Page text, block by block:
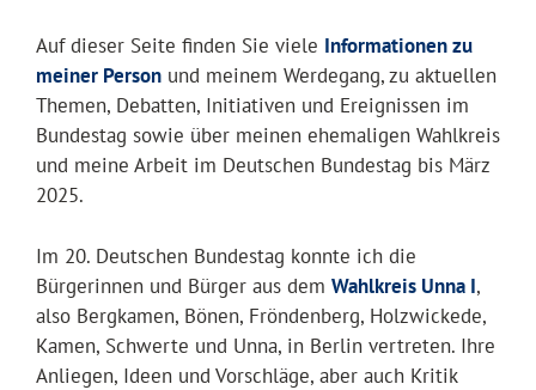
Auf dieser Seite finden Sie viele Informationen zu
meiner Person und meinem Werdegang, zu aktuellen
Themen, Debatten, Initiativen und Ereignissen im
Bundestag sowie über meinen ehemaligen Wahlkreis
und meine Arbeit im Deutschen Bundestag bis März
2025.
Im 20. Deutschen Bundestag konnte ich die
Bürgerinnen und Bürger aus dem Wahlkreis Unna I,
also Bergkamen, Bönen, Fröndenberg, Holzwickede,
Kamen, Schwerte und Unna, in Berlin vertreten. Ihre
Anliegen, Ideen und Vorschläge, aber auch Kritik